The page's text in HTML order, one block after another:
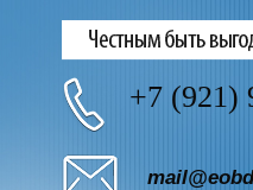
+7 (921)